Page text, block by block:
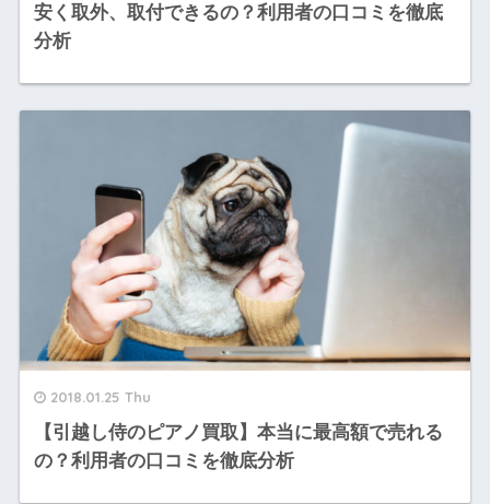
安く取外、取付できるの？利用者の口コミを徹底
分析
2018.01.25 Thu
【引越し侍のピアノ買取】本当に最高額で売れる
の？利用者の口コミを徹底分析